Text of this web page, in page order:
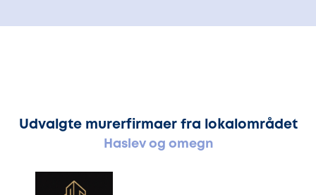
Udvalgte murerfirmaer fra lokalområdet
Haslev og omegn